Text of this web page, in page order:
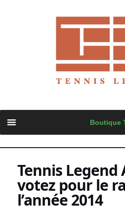
content
Boutique
Tennis Legend
votez pour le
l’année 2014